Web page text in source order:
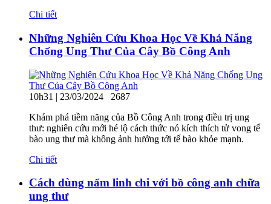
Chi tiết
Những Nghiên Cứu Khoa Học Về Khả Năng
Chống Ung Thư Của Cây Bồ Công Anh
10h31 | 23/03/2024 2687
Khám phá tiềm năng của Bồ Công Anh trong điều trị ung
thư: nghiên cứu mới hé lộ cách thức nó kích thích tử vong tế
bào ung thư mà không ảnh hưởng tới tế bào khỏe mạnh.
Chi tiết
Cách dùng nấm linh chi với bồ công anh chữa
ung thư